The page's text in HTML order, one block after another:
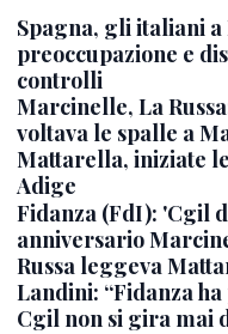
Spagna, gli italiani
preoccupazione e
controlli
Marcinelle, La
voltava le spalle a
Mattarella, iniziate
Adige
Fidanza (FdI): 'Cgil
anniversario
Russa leggeva
Landini: “Fidanza
Cgil non si gira mai